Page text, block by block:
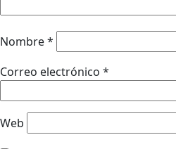
Nombre*
Correo electrónico *
Web